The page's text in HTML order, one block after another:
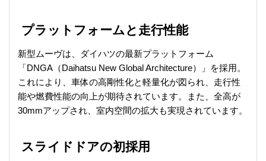
プラットフォームと走行性能
新型ムーヴは、ダイハツの最新プラットフォーム
「DNGA（Daihatsu New Global Architecture）」を採用。
これにより、車体の高剛性化と軽量化が図られ、走行性
能や燃費性能の向上が期待されています。
また、全高が
30mmアップされ、室内空間の拡大も実現されています。
スライドドアの初採用